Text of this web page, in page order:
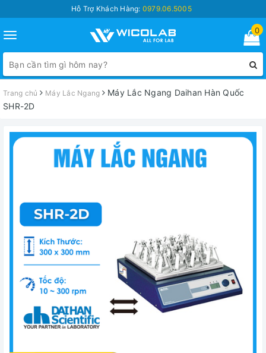
Hỗ Trợ Khách Hàng: 0979.06.5005
Toggle
navigation
0
Trang chủ Máy Lắc Ngang
Máy Lắc Ngang Daihan Hàn Quốc
SHR-2D